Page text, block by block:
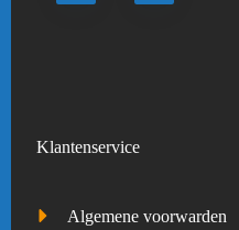
Klantenservice
Algemene voorwarden